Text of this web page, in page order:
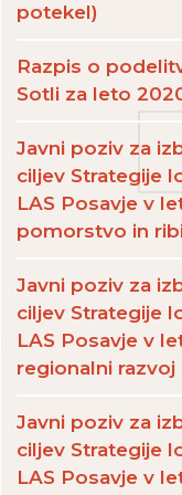
potekel)
Razpis o
Sotli za leto
Javni poziv za
ciljev Strategije
LAS Posavje v
pomorstvo in
Javni poziv za
ciljev Strategije
LAS Posavje v
regionalni
Javni poziv za
ciljev Strategije
LAS Posavje v